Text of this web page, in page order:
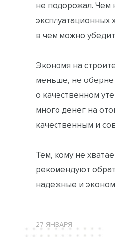
не подорожал. Чем
эксплуатационных
в чем можно
Экономя на
меньше, не
о качественном
много денег на
качественным и
Тем, кому не
рекомендуют
надежные и
27 ЯНВАРЯ